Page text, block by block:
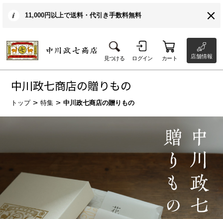
11,000円以上で送料・代引き手数料無料
見つける ログイン カート 店舗情報
中川政七商店の贈りもの
トップ 特集 中川政七商店の贈りもの